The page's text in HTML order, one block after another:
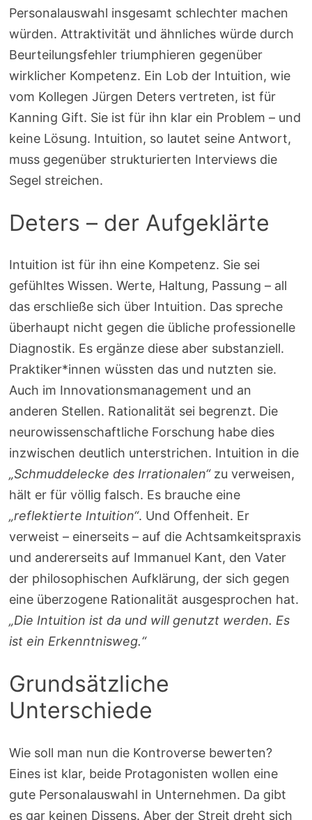
Personalauswahl insgesamt schlechter machen
würden. Attraktivität und ähnliches würde durch
Beurteilungsfehler triumphieren gegenüber
wirklicher Kompetenz. Ein Lob der Intuition, wie
vom Kollegen Jürgen Deters vertreten, ist für
Kanning Gift. Sie ist für ihn klar ein Problem – und
keine Lösung. Intuition, so lautet seine Antwort,
muss gegenüber strukturierten Interviews die
Segel streichen.
Deters – der Aufgeklärte
Intuition ist für ihn eine Kompetenz. Sie sei
gefühltes Wissen. Werte, Haltung, Passung – all
das erschließe sich über Intuition. Das spreche
überhaupt nicht gegen die übliche professionelle
Diagnostik. Es ergänze diese aber substanziell.
Praktiker*innen wüssten das und nutzten sie.
Auch im Innovationsmanagement und an
anderen Stellen. Rationalität sei begrenzt. Die
neurowissenschaftliche Forschung habe dies
inzwischen deutlich unterstrichen. Intuition in die
„Schmuddelecke des Irrationalen“zu verweisen,
hält er für völlig falsch. Es brauche eine
„reflektierte Intuition“. Und Offenheit. Er
verweist – einerseits – auf die Achtsamkeitspraxis
und andererseits auf Immanuel Kant, den Vater
der philosophischen Aufklärung, der sich gegen
eine überzogene Rationalität ausgesprochen hat.
„Die Intuition ist da und will genutzt werden. Es
ist ein Erkenntnisweg.“
Grundsätzliche
Unterschiede
Wie soll man nun die Kontroverse bewerten?
Eines ist klar, beide Protagonisten wollen eine
gute Personalauswahl in Unternehmen. Da gibt
es gar keinen Dissens. Aber der Streit dreht sich